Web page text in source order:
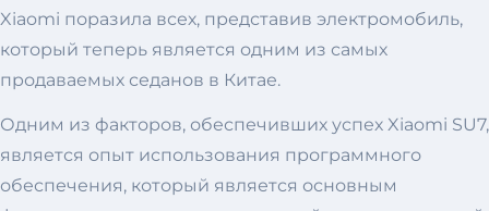
Xiaomi поразила всех, представив электромобиль,
который теперь является одним из самых
продаваемых седанов в Китае.
Одним из факторов, обеспечивших успех Xiaomi SU7,
является опыт использования программного
обеспечения, который является основным